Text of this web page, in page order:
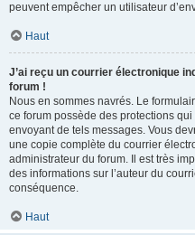
peuvent empêcher un utilisateur
Haut
J’ai reçu un courrier électronique
forum !
Nous en sommes navrés. Le
ce forum possède des protections
envoyant de tels messages. Vous
une copie complète du courrier
administrateur du forum. Il est très
des informations sur l’auteur du
conséquence.
Haut